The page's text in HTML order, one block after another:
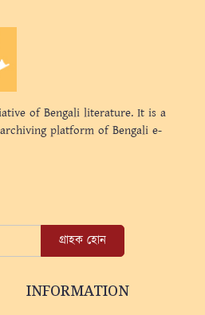
of Bengali literature. It is a
platform of Bengali e-
গ্রাহক হোন
INFORMATION